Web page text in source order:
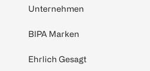
Unternehmen
BIPA Marken
Ehrlich Gesagt